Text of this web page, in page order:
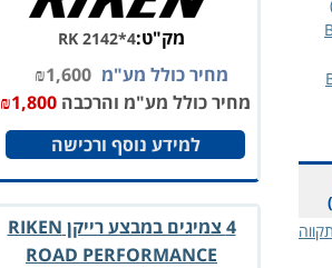
מק"ט:RK 2142*4
מחיר כולל מע"מ ₪1,600
מחיר כולל מע"מ והרכבה
₪1,800
למידע נוסף ורכישה
4 צמיגים במבצע רייקן RIKEN
ROAD PERFORMANCE